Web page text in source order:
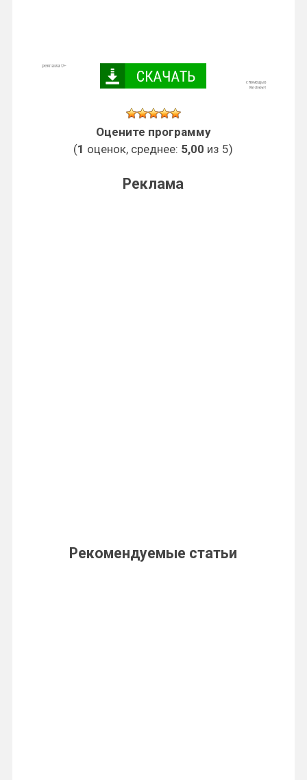
Оцените программу
(1 оценок, среднее: 5,00 из 5)
Реклама
Рекомендуемые статьи